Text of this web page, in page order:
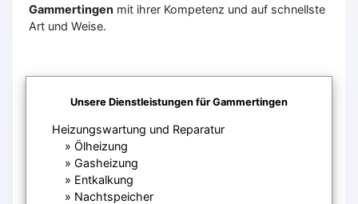
Gammertingen mit ihrer Kompetenz und auf schnellste
Art und Weise.
Unsere Dienstleistungen für Gammertingen
Heizungswartung und Reparatur
Ölheizung
Gasheizung
Entkalkung
Nachtspeicher